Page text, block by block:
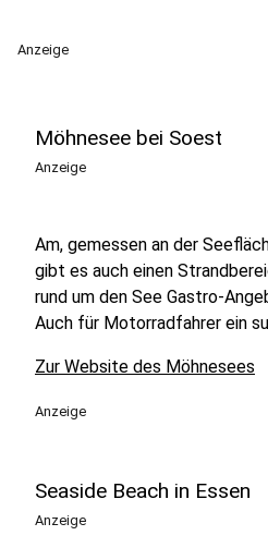
Anzeige
Möhnesee bei Soest
Anzeige
Am, gemessen an der
gibt es auch einen
rund um den See Gastro-
Auch für Motorradfahrer ein
Zur Website des Möhnesees
Anzeige
Seaside Beach in Essen
Anzeige